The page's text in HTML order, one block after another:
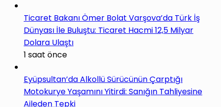
Ticaret Bakanı Ömer Bolat Varşova’da Türk İş
Dünyası İle Buluştu: Ticaret Hacmi 12,5 Milyar
Dolara Ulaştı
1 saat önce
Eyüpsultan’da Alkollü Sürücünün Çarptığı
Motokurye Yaşamını Yitirdi: Sanığın Tahliyesine
Aileden Tepki